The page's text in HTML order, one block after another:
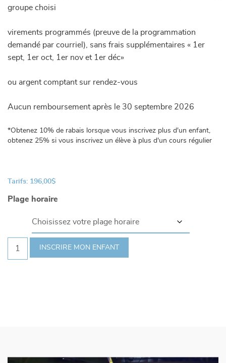
groupe choisi
virements programmés (preuve de la programmation
demandé par courriel), sans frais supplémentaires « 1er
sept, 1er oct, 1er nov et 1er déc»
ou argent comptant sur rendez-vous
Aucun remboursement après le 30 septembre 2026
*Obtenez 10% de rabais lorsque vous inscrivez plus d'un enfant,
obtenez 25% si vous inscrivez un élève à plus d'un cours régulier
Tarifs: 196,00$
Plage horaire
INSCRIRE MON ENFANT